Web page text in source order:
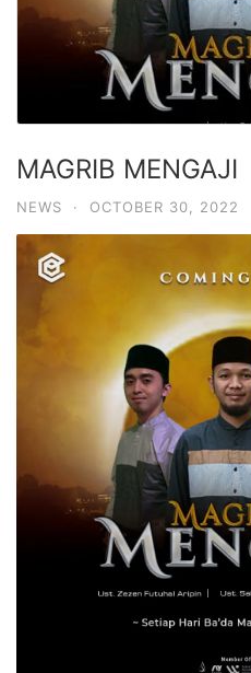
MAGRIB MENGAJI
NEWS · OCTOBER 30, 2022